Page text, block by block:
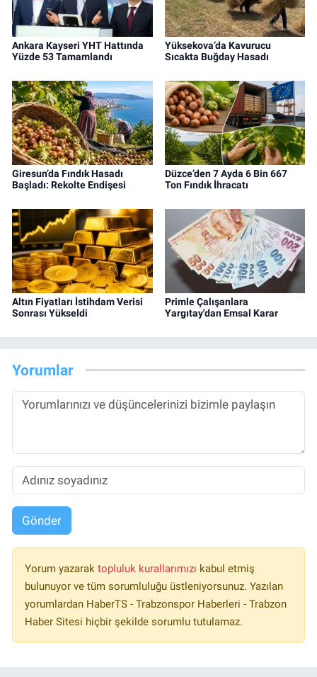
Ankara Kayseri YHT Hattında
Yüzde 53 Tamamlandı
Yüksekova’da Kavurucu
Sıcakta Buğday Hasadı
Giresun’da Fındık Hasadı
Başladı: Rekolte Endişesi
Düzce’den 7 Ayda 6 Bin 667
Ton Fındık İhracatı
Altın Fiyatları İstihdam Verisi
Sonrası Yükseldi
Primle Çalışanlara
Yargıtay'dan Emsal Karar
Yorumlar
Gönder
Yorum yazarak topluluk kurallarımızı kabul etmiş
bulunuyor ve tüm sorumluluğu üstleniyorsunuz. Yazılan
yorumlardan HaberTS - Trabzonspor Haberleri - Trabzon
Haber Sitesi hiçbir şekilde sorumlu tutulamaz.